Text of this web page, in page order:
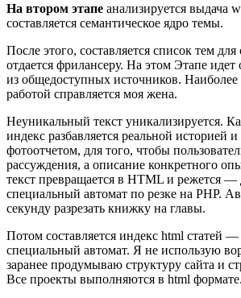
На втором этапе анализируется выдача
составляется семантическое ядро темы.
После этого, составляется список тем
отдается фрилансеру. На этом Этапе
из общедоступных источников. Наиболее
работой справляется моя жена.
Неуникальный текст уникализируется.
индекс разбавляется реальной историей
фотоотчетом, для того, чтобы
рассуждения, а описание конкретного
текст превращается в HTML и режется —
специальный автомат по резке на PHP.
секунду разрезать книжку на главы.
Потом составляется индекс html статей
специальный автомат. Я не использую
заранее продумываю структуру сайта и
Все проекты выполняются в html формате.